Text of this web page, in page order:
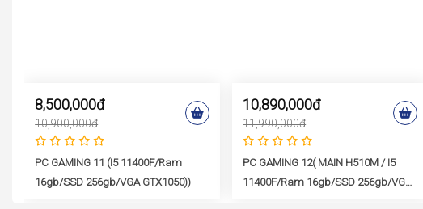
8,500,000đ
10,900,000đ
PC GAMING 11 (i5 11400F/Ram
16gb/SSD 256gb/VGA GTX1050))
10,890,000đ
11,990,000đ
PC GAMING 12( MAIN H510M / I5
11400F/Ram 16gb/SSD 256gb/VGA